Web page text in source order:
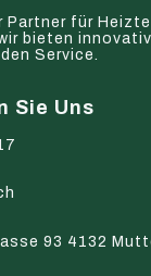
Partner für
bieten
Service.
Sie Uns
93 4132